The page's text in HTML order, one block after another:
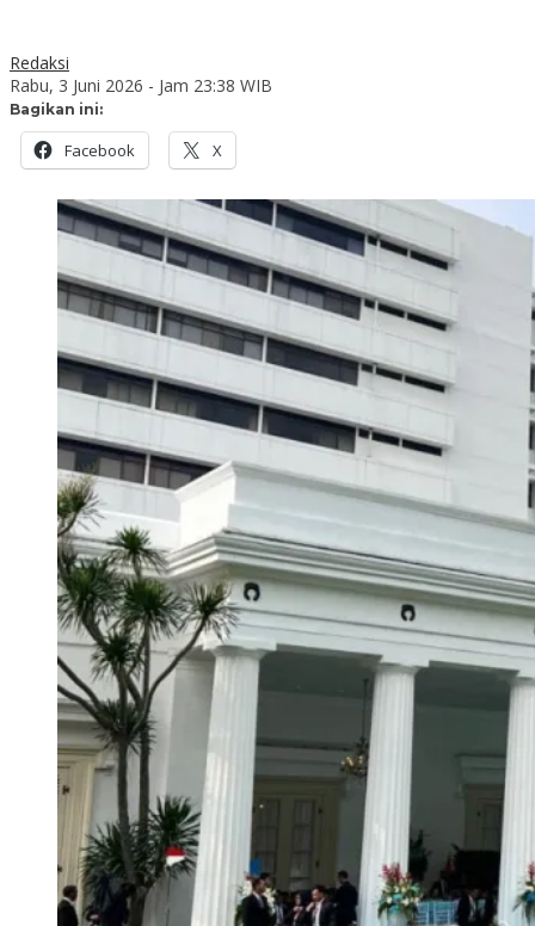
Redaksi
Rabu, 3 Juni 2026 - Jam 23:38 WIB
Bagikan ini:
Facebook X